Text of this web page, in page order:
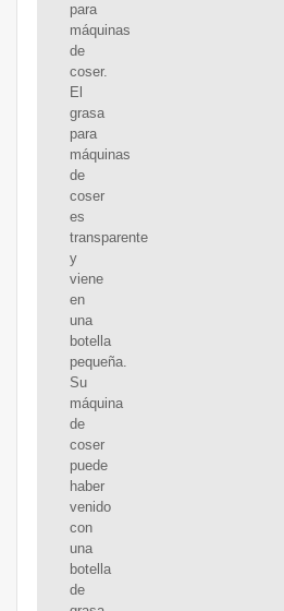
para
máquinas
de
coser.
El
grasa
para
máquinas
de
coser
es
transparente
y
viene
en
una
botella
pequeña.
Su
máquina
de
coser
puede
haber
venido
con
una
botella
de